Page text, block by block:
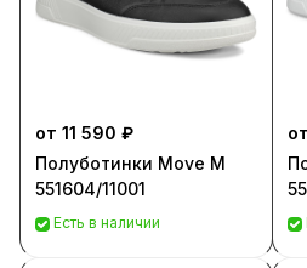
от 11 590 ₽
Полуботинки Move M
551604/11001
Есть в наличии